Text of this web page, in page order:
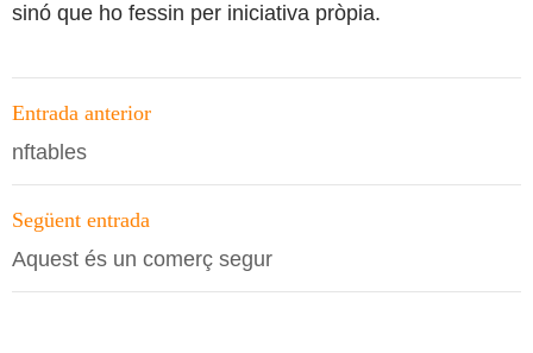
sinó que ho fessin per iniciativa pròpia.
Navegació
per
les
entrades
Entrada anterior
nftables
Següent entrada
Aquest és un comerç segur